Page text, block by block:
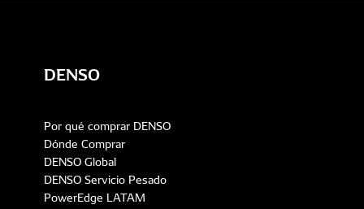
DENSO
Por qué comprar DENSO
Dónde Comprar
DENSO Global
DENSO Servicio Pesado
PowerEdge LATAM